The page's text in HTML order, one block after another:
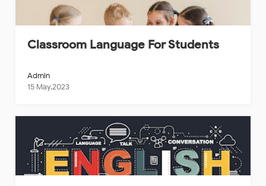
Classroom Language For Students
Admin
15 May,2023